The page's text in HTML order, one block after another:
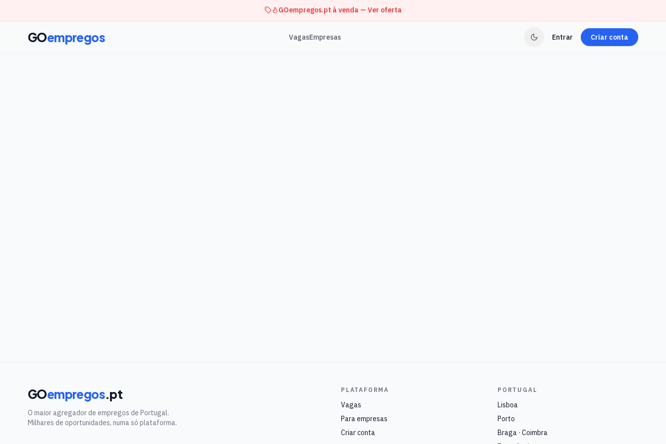
GOempregos.pt à venda — Ver oferta
GOempregos VagasEmpresas Entrar Criar conta
GOempregos.pt
O maior agregador de empregos de Portugal.
Milhares de oportunidades, numa só plataforma.
PLATAFORMA
Vagas
Para empresas
Criar conta
PORTUGAL
Lisboa
Porto
Braga · Coimbra